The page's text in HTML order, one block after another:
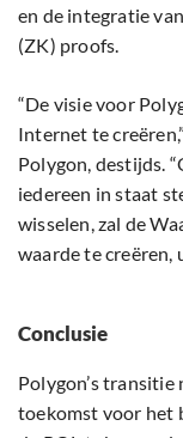
en de integratie
(ZK) proofs.
“De visie voor
Internet te
Polygon, destijds.
iedereen in staat
wisselen, zal de
waarde te creëren,
Conclusie
Polygon’s
toekomst voor het